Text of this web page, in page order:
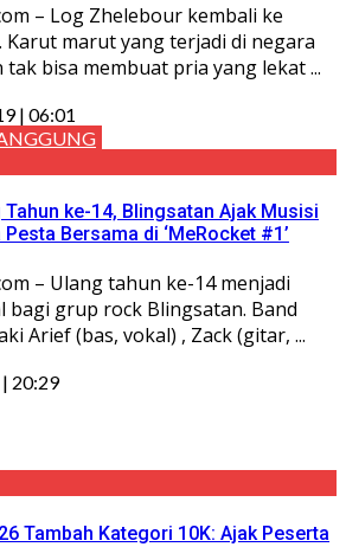
– Log Zhelebour kembali ke
Karut marut yang terjadi di negara
bisa membuat pria yang lekat ...
| 06:01
Tahun ke-14, Blingsatan Ajak Musisi
Bersama di ‘MeRocket #1’
– Ulang tahun ke-14 menjadi
bagi grup rock Blingsatan. Band
Arief (bas, vokal) , Zack (gitar, ...
20:29
Tambah Kategori 10K: Ajak Peserta